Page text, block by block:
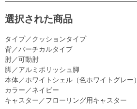
選択された商品
タイプ／クッションタイプ
背／バーチカルタイプ
肘／可動肘
脚／アルミポリッシュ脚
本体／ホワイトシェル（色ホワイトグレー）
カラー／ネイビー
キャスター／フローリング用キャスター